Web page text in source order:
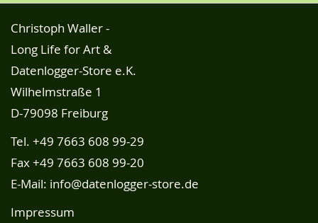
Christoph Waller -
Long Life for Art &
Datenlogger-Store e.K.
Wilhelmstraße 1
D-79098 Freiburg
Tel. +49 7663 608 99-29
Fax +49 7663 608 99-20
E-Mail: info@datenlogger-store.de
Impressum